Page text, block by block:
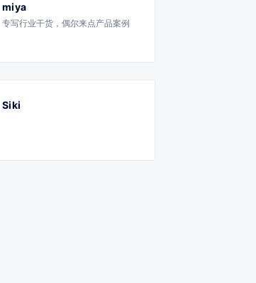
miya
专写行业干货，偶尔来点产品案例
Siki